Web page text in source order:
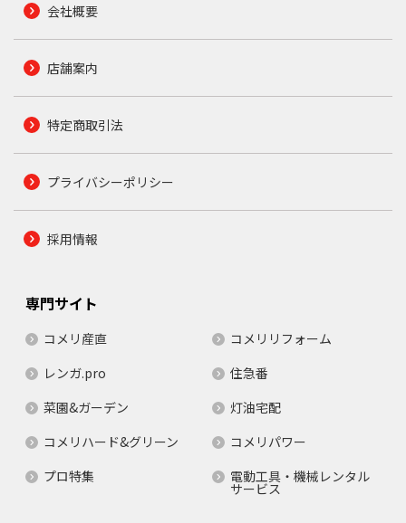
会社概要
店舗案内
特定商取引法
プライバシーポリシー
採用情報
専門サイト
コメリ産直
コメリリフォーム
レンガ.pro
住急番
菜園&ガーデン
灯油宅配
コメリハード&グリーン
コメリパワー
プロ特集
電動工具・機械レンタル
サービス